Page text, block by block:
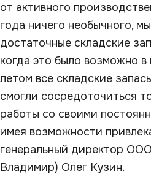
от активного
года ничего необычного,
достаточные складские
когда это было возможно
летом все складские
смогли сосредоточиться
работы со своими
имея возможности
генеральный директор
Владимир) Олег Кузин.